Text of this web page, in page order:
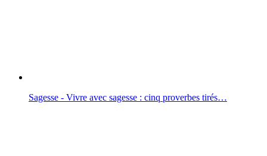
Sagesse - Vivre avec sagesse : cinq proverbes tirés…